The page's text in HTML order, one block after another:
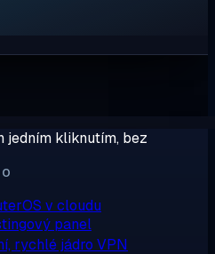
jedním kliknutím, bez
v cloudu
panel
rychlé jádro VPN